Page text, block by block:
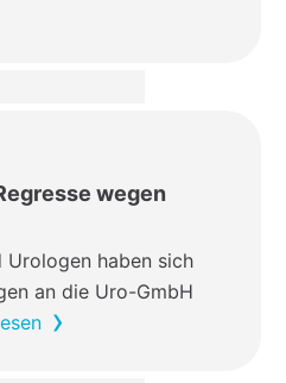
wegen
Urologen haben sich
an die Uro-GmbH